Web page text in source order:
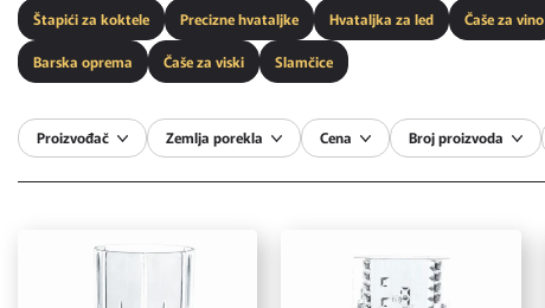
Štapići za koktele Precizne hvataljke Hvataljka za led Čaše za vino
Barska oprema Čaše za viski Slamčice
Proizvođač Zemlja porekla Cena Broj proizvoda